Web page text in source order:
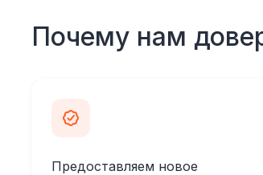
Почему нам
Предоставляем новое